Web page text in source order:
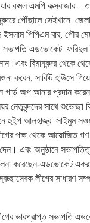
কমল এমপি কক্সবাজার –
পৌঁছালে সেইখানে
পিপিএম বার, পৌর
সভাপতি এডভোকেট ফরিদুল
বিমানবন্দর থেকে
করেন, সার্কিট হাউসে
গার্ড অপ আনার প্রদান
নেতৃবৃন্দদের সাথে
হুইপ আলহাজ্ব সাইমুম
পক্ষ থেকে আয়োজিত গণ
এবং অনুষ্ঠানে
করেছেন-এডভোকেট
লীগের সাধারণ
ভারপ্রাপ্ত সভাপতি